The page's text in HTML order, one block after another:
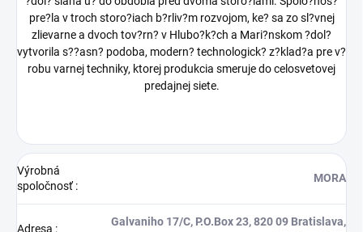
pre?la v troch storo?iach b?rliv?m rozvojom, ke? sa zo sl?vnej
zlievarne a dvoch tov?rn? v Hlubo?k?ch a Mari?nskom ?dol?
vytvorila s??asn? podoba, modern? technologick? z?klad?a pre v?
robu varnej techniky, ktorej produkcia smeruje do celosvetovej
predajnej siete.
Výrobná
spoločnosť:
MORA
Adresa :
Galvaniho 17/C, P.O.Box 23, 820 09 Bratislava,